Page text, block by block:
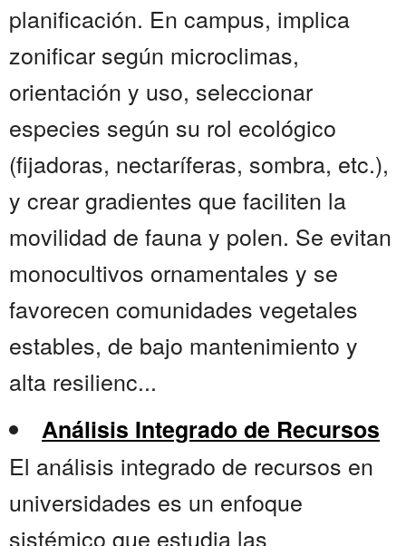
planificación. En campus, implica
zonificar según microclimas,
orientación y uso, seleccionar
especies según su rol ecológico
(fijadoras, nectaríferas, sombra, etc.),
y crear gradientes que faciliten la
movilidad de fauna y polen. Se evitan
monocultivos ornamentales y se
favorecen comunidades vegetales
estables, de bajo mantenimiento y
alta resilienc...
Análisis Integrado de Recursos
El análisis integrado de recursos en
universidades es un enfoque
sistémico que estudia las